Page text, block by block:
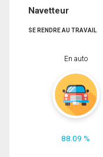
Navetteur
SE RENDRE AU TRAVAIL
En auto
88.09 %